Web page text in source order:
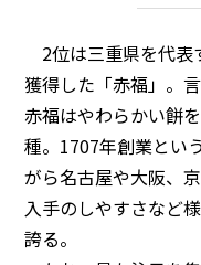
2位は三重県を代表
獲得した「赤福」。
赤福はやわらかい餅
種。1707年創業とい
がら名古屋や大阪、
入手のしやすさなど
誇る。